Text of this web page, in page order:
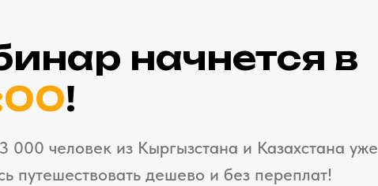
начнется в
!
000 человек из Кыргызстана и Казахстана уже
путешествовать дешево и без переплат!